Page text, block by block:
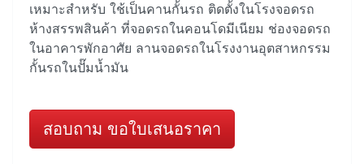
เหมาะสำหรับ ใช้เป็นคานกั้นรถ ติดตั้งในโรงจอดรถ
ห้างสรรพสินค้า ที่จอดรถในคอนโดมีเนียม ช่องจอดรถ
ในอาคารพักอาศัย ลานจอดรถในโรงงานอุตสาหกรรม
กั้นรถในปั๊มน้ำมัน
สอบถาม ขอใบเสนอราคา